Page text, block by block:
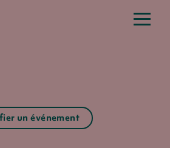
un événement